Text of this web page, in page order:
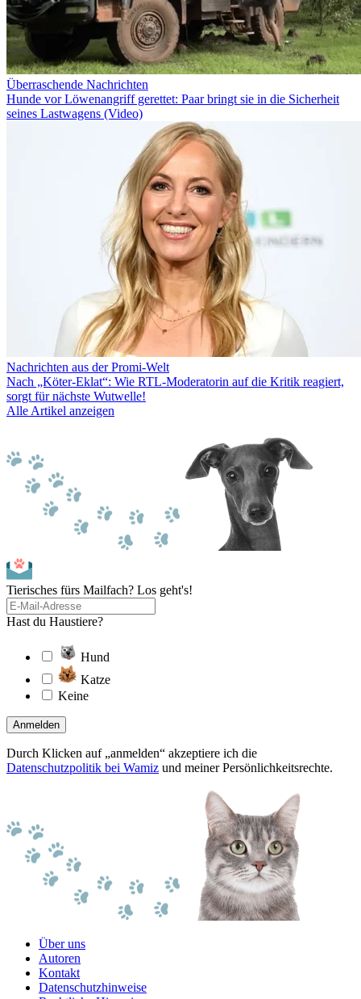
Überraschende Nachrichten
Hunde vor Löwenangriff gerettet: Paar bringt sie in die Sicherheit
seines Lastwagens (Video)
Nachrichten aus der Promi-Welt
Nach „Köter-Eklat“: Wie RTL-Moderatorin auf die Kritik reagiert,
sorgt für nächste Wutwelle!
Alle Artikel anzeigen
Tierisches fürs Mailfach? Los geht's!
Hast du Haustiere?
Hund
Katze
Keine
Anmelden
Durch Klicken auf „anmelden“ akzeptiere ich die
Datenschutzpolitik bei Wamiz und meiner Persönlichkeitsrechte.
Über uns
Autoren
Kontakt
Datenschutzhinweise